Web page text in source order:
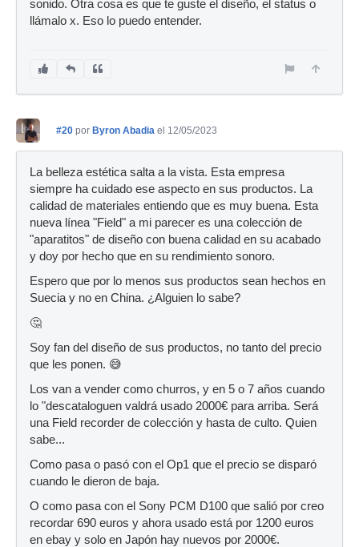
sonido. Otra cosa es que te guste el diseño, el status o
llámalo x. Eso lo puedo entender.
#20 por Byron Abadia el 12/05/2023
La belleza estética salta a la vista. Esta empresa
siempre ha cuidado ese aspecto en sus productos. La
calidad de materiales entiendo que es muy buena. Esta
nueva línea "Field" a mi parecer es una colección de
"aparatitos" de diseño con buena calidad en su acabado
y doy por hecho que en su rendimiento sonoro.
Espero que por lo menos sus productos sean hechos en
Suecia y no en China. ¿Alguien lo sabe?
🤔
Soy fan del diseño de sus productos, no tanto del precio
que les ponen. 😅
Los van a vender como churros, y en 5 o 7 años cuando
lo "descataloguen valdrá usado 2000€ para arriba. Será
una Field recorder de colección y hasta de culto. Quien
sabe...
Como pasa o pasó con el Op1 que el precio se disparó
cuando le dieron de baja.
O como pasa con el Sony PCM D100 que salió por creo
recordar 690 euros y ahora usado está por 1200 euros
en ebay y solo en Japón hay nuevos por 2000€.